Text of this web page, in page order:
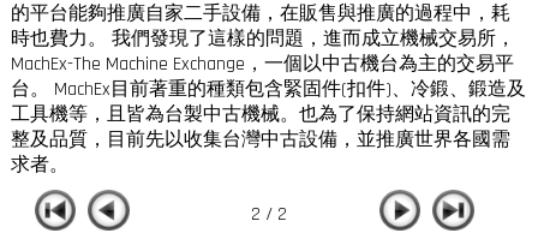
的平台能夠推廣自家二手設備，在販售與推廣的過程中，耗
時也費力。 我們發現了這樣的問題，進而成立機械交易所，
MachEx-The Machine Exchange，一個以中古機台為主的交易平
台。 MachEx目前著重的種類包含緊固件(扣件)、冷鍛、鍛造及
工具機等，且皆為台製中古機械。也為了保持網站資訊的完
整及品質，目前先以收集台灣中古設備，並推廣世界各國需
求者。
2 / 2